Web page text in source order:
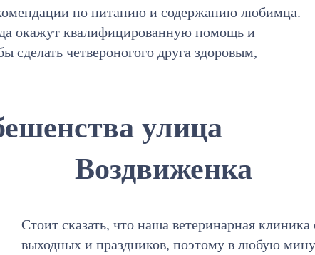
по питанию и содержанию любимца.
окажут квалифицированную помощь и
сделать четвероногого друга здоровым,
улица
Воздвиженка
Стоит сказать, что наша ветеринарная
выходных и праздников, поэтому в любую